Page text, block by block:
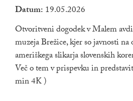
Datum: 19.05.2026
Otvoritveni dogodek v Malem
muzeja Brežice, kjer so javnosti
ameriškega slikarja slovenskih
Več o tem v prispevku in
min 4K )